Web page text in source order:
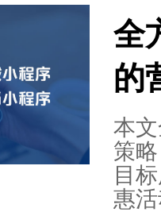
略
少
新
开
案
通
功
全
的
本
策
目
惠